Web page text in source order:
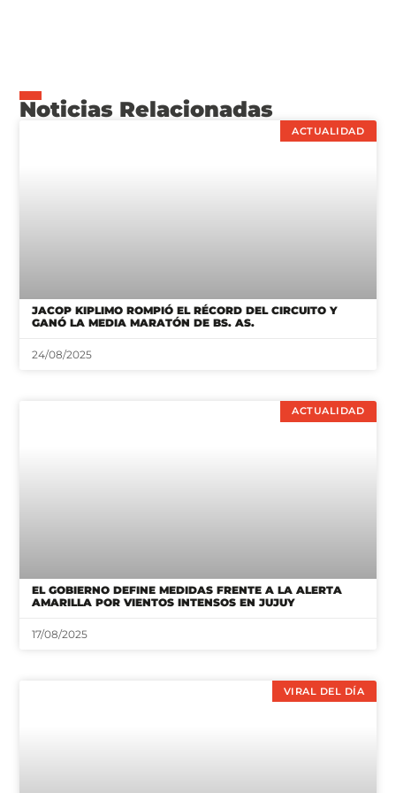
Noticias Relacionadas
ACTUALIDAD
JACOP KIPLIMO ROMPIÓ EL RÉCORD DEL CIRCUITO Y
GANÓ LA MEDIA MARATÓN DE BS. AS.
24/08/2025
ACTUALIDAD
EL GOBIERNO DEFINE MEDIDAS FRENTE A LA ALERTA
AMARILLA POR VIENTOS INTENSOS EN JUJUY
17/08/2025
VIRAL DEL DÍA